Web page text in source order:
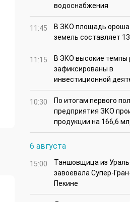
водоснабжения
11:45
В ЗКО площадь
земель составляет
11:15
В ЗКО высокие темпы
зафиксированы в
инвестиционной
10:30
По итогам первого
предприятия ЗКО
продукции на 166,6
6 августа
15:00
Таншовщица из
завоевала Супер-
Пекине